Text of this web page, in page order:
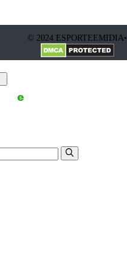
© 2024 ESPORTEEMIDIA•